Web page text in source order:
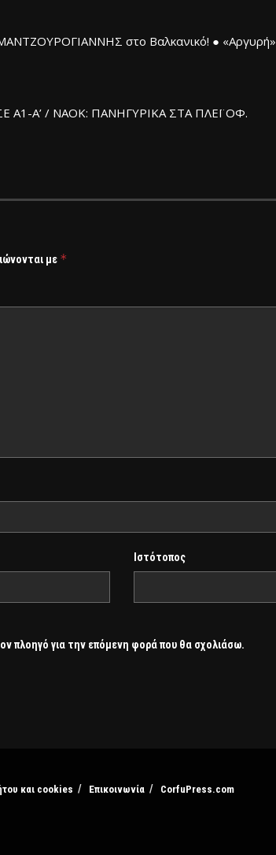
στο Βαλκανικό! ●
Α1-Α’ / ΝΑΟΚ: ΠΑΝΗΓΥΡΙΚΑ ΣΤΑ ΠΛΕΪ ΟΦ.
με *
Ιστότοπος
πλοηγό για την επόμενη φορά που θα σχολιάσω.
και cookies Επικοινωνία CorfuPress.com